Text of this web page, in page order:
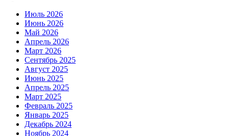
Июль 2026
Июнь 2026
Май 2026
Апрель 2026
Март 2026
Сентябрь 2025
Август 2025
Июнь 2025
Апрель 2025
Март 2025
Февраль 2025
Январь 2025
Декабрь 2024
Ноябрь 2024